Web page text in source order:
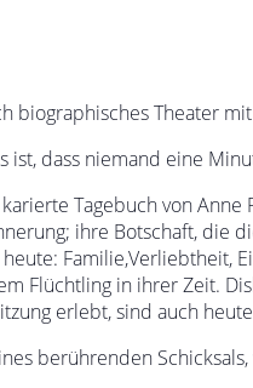
biographisches Theater
ist, dass niemand eine
Tagebuch von
ihre Botschaft, die
Familie,Verliebtheit,
Flüchtling in ihrer Zeit.
erlebt, sind auch
berührenden